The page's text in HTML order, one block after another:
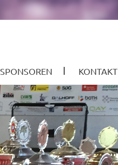
SPONSOREN KONTAKT